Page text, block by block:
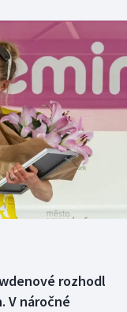
rozhodl
V náročné